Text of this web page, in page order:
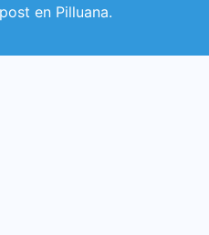
en Pilluana.